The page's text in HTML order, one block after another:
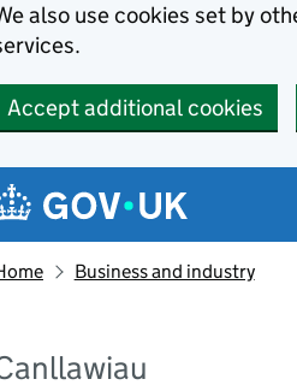
also use cookies set by
Accept additional cookies
Navigation menu
Business and industry